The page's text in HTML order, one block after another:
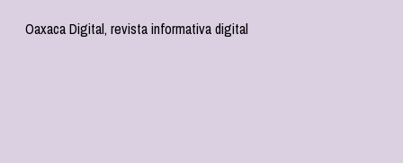
Oaxaca Digital, revista informativa digital